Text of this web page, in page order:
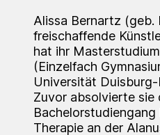
Alissa Bernartz (geb.
freischaffende
hat ihr
(Einzelfach
Universität
Zuvor absolvierte sie
Therapie an der